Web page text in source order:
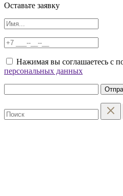
Оставьте заявку
Нажимая вы соглашаетесь с
персональных данных